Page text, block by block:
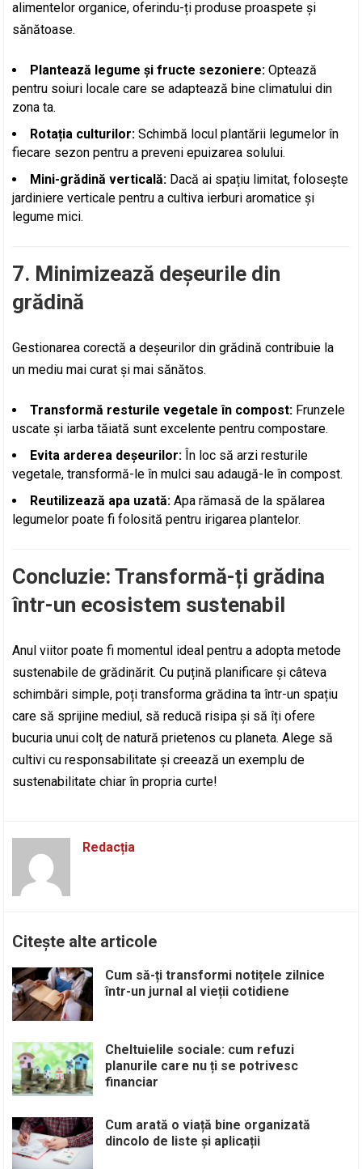
alimentelor organice, oferindu-ți produse proaspete și
sănătoase.
Plantează legume și fructe sezoniere: Optează
pentru soiuri locale care se adaptează bine climatului din
zona ta.
Rotația culturilor: Schimbă locul plantării legumelor în
fiecare sezon pentru a preveni epuizarea solului.
Mini-grădină verticală: Dacă ai spațiu limitat, folosește
jardiniere verticale pentru a cultiva ierburi aromatice și
legume mici.
7. Minimizează deșeurile din
grădină
Gestionarea corectă a deșeurilor din grădină contribuie la
un mediu mai curat și mai sănătos.
Transformă resturile vegetale în compost: Frunzele
uscate și iarba tăiată sunt excelente pentru compostare.
Evita arderea deșeurilor: În loc să arzi resturile
vegetale, transformă-le în mulci sau adaugă-le în compost.
Reutilizează apa uzată: Apa rămasă de la spălarea
legumelor poate fi folosită pentru irigarea plantelor.
Concluzie: Transformă-ți grădina
într-un ecosistem sustenabil
Anul viitor poate fi momentul ideal pentru a adopta metode
sustenabile de grădinărit. Cu puțină planificare și câteva
schimbări simple, poți transforma grădina ta într-un spațiu
care să sprijine mediul, să reducă risipa și să îți ofere
bucuria unui colț de natură prietenos cu planeta. Alege să
cultivi cu responsabilitate și creează un exemplu de
sustenabilitate chiar în propria curte!
Redacția
Citește alte articole
Cum să-ți transformi notițele zilnice
într-un jurnal al vieții cotidiene
Cheltuielile sociale: cum refuzi
planurile care nu ți se potrivesc
financiar
Cum arată o viață bine organizată
dincolo de liste și aplicații